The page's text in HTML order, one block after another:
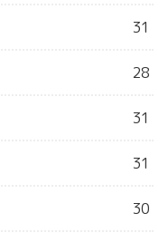
31
28
31
31
30